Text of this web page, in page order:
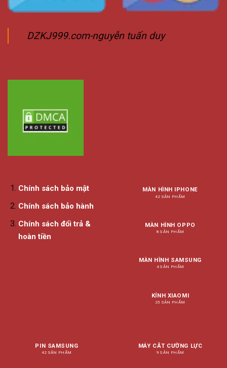
DZKJ999.com-nguyễn tuấn duy
Chính sách bảo mật
Chính sách bảo hành
Chính sách đổi trả &
hoàn tiền
MÀN HÌNH IPHONE
42 SẢN PHẨM
MÀN HÌNH OPPO
8 SẢN PHẨM
MÀN HÌNH SAMSUNG
4 SẢN PHẨM
KÍNH XIAOMI
25 SẢN PHẨM
PIN SAMSUNG
42 SẢN PHẨM
MÁY CẮT CƯỜNG LỰC
9 SẢN PHẨM